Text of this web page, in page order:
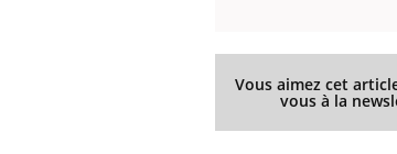
Vous aimez cet
vous à la